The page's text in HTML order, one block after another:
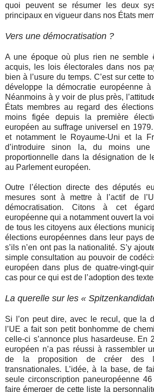
quoi peuvent se résumer les deux
principaux en vigueur dans nos États
Vers une démocratisation ?
A une époque où plus rien ne semble
acquis, les lois électorales dans nos
bien à l’usure du temps. C’est sur cette
développe la démocratie européenne à
Néanmoins à y voir de plus près,
États membres au regard des
moins figée depuis la première
européen au suffrage universel en
et notamment le Royaume-Uni et la
d’introduire sinon la, du moins
proportionnelle dans la désignation de
au Parlement européen.
Outre l’élection directe des députés
mesures sont à mettre à l’actif de
démocratisation. Citons à cet
européenne qui a notamment ouvert la
de tous les citoyens aux élections
élections européennes dans leur pays
s’ils n’en ont pas la nationalité. S’y
simple consultation au pouvoir de
européen dans plus de quatre-vingt-
cas pour ce qui est de l’adoption des
La querelle sur les «
Si l’on peut dire, avec le recul, que la
l’UE a fait son petit bonhomme de
celle-ci s’annonce plus hasardeuse. En
européen n’a pas réussi à rassembler
de la proposition de créer des
transnationales. L’idée, à la base, de
seule circonscription paneuropéenne
faire émerger de cette liste la